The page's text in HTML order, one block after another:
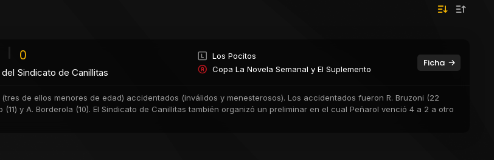
0
Sindicato de Canillitas
Los Pocitos
Copa La Novela Semanal y El Suplemento
Ficha
de ellos menores de edad) accidentados (inválidos y menesterosos). Los accidentados fueron R. Bruzoni (22
(11) y A. Borderola (10). El Sindicato de Canillitas también organizó un preliminar en el cual Peñarol venció 4 a 2 a otro